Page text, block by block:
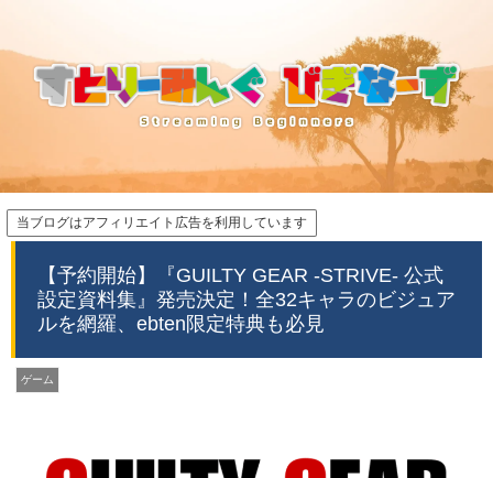
当ブログはアフィリエイト広告を利用しています
【予約開始】『GUILTY GEAR -STRIVE- 公式
設定資料集』発売決定！全32キャラのビジュア
ルを網羅、ebten限定特典も必見
ゲーム